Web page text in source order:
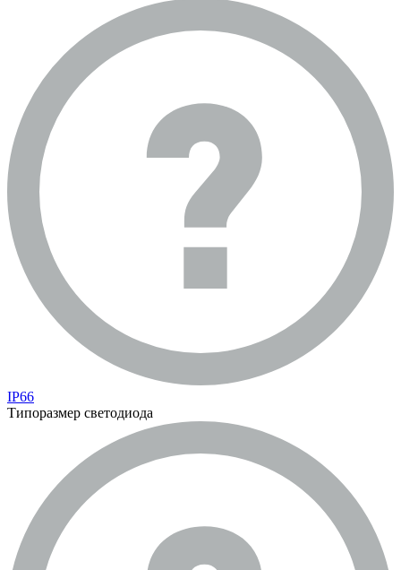
IP66
Типоразмер светодиода